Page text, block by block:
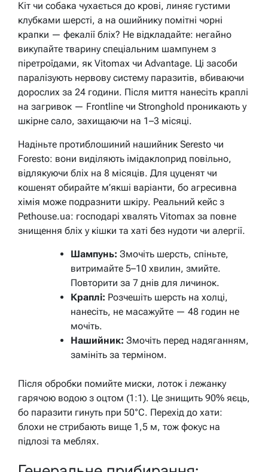
Кіт чи собака чухається до крові, линяє густими
клубками шерсті, а на ошийнику помітні чорні
крапки — фекалії бліх? Не відкладайте: негайно
викупайте тварину спеціальним шампунем з
піретроїдами, як Vitomax чи Advantage. Ці засоби
паралізують нервову систему паразитів, вбиваючи
дорослих за 24 години. Після миття нанесіть краплі
на загривок — Frontline чи Stronghold проникають у
шкірне сало, захищаючи на 1–3 місяці.
Надіньте протиблошиний нашийник Seresto чи
Foresto: вони виділяють імідаклоприд повільно,
відлякуючи бліх на 8 місяців. Для цуценят чи
кошенят обирайте м’якші варіанти, бо агресивна
хімія може подразнити шкіру. Реальний кейс з
Pethouse.ua: господарі хвалять Vitomax за повне
знищення бліх у кішки та хаті без нудоти чи алергії.
Шампунь: Змочіть шерсть, спіньте,
витримайте 5–10 хвилин, змийте.
Повторити за 7 днів для личинок.
Краплі: Розчешіть шерсть на холці,
нанесіть, не масажуйте — 48 годин не
мочіть.
Нашийник: Змочіть перед надяганням,
замініть за терміном.
Після обробки помийте миски, лоток і лежанку
гарячою водою з оцтом (1:1). Це знищить 90% яєць,
бо паразити гинуть при 50°C. Перехід до хати:
блохи не стрибають вище 1,5 м, тож фокус на
підлозі та меблях.